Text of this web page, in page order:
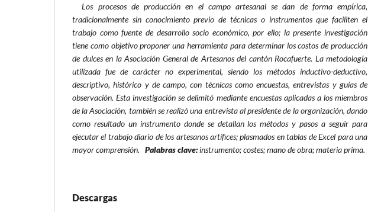
Los procesos de producción en el campo artesanal se dan de forma empírica,
tradicionalmente sin conocimiento previo de técnicas o instrumentos que faciliten el
trabajo como fuente de desarrollo socio económico, por ello; la presente investigación
tiene como objetivo proponer una herramienta para determinar los costos de producción
de dulces en la Asociación General de Artesanos del cantón Rocafuerte. La metodología
utilizada fue de carácter no experimental, siendo los métodos inductivo-deductivo,
descriptivo, histórico y de campo, con técnicas como encuestas, entrevistas y guías de
observación. Esta investigación se delimitó mediante encuestas aplicadas a los miembros
de la Asociación, también se realizó una entrevista al presidente de la organización, dando
como resultado un instrumento donde se detallan los métodos y pasos a seguir para
ejecutar el trabajo diario de los artesanos artífices; plasmados en tablas de Excel para una
mayor comprensión. Palabras clave:instrumento; costes; mano de obra; materia prima.
Descargas